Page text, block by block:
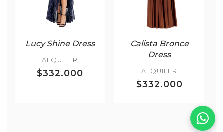
Lucy Shine Dress
ALQUILER
$332.000
Calista Bronce
Dress
ALQUILER
$332.000